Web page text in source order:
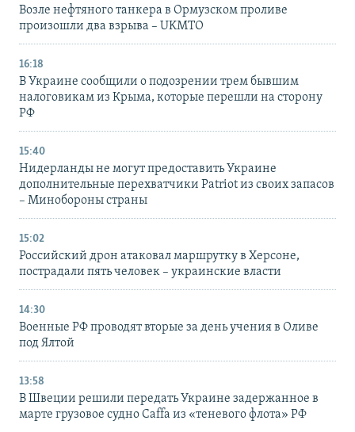
Возле нефтяного танкера в Ормузском проливе
произошли два взрыва – UKMTO
16:18
В Украине сообщили о подозрении трем бывшим
налоговикам из Крыма, которые перешли на сторону
РФ
15:40
Нидерланды не могут предоставить Украине
дополнительные перехватчики Patriot из своих запасов
– Минобороны страны
15:02
Российский дрон атаковал маршрутку в Херсоне,
пострадали пять человек – украинские власти
14:30
Военные РФ проводят вторые за день учения в Оливе
под Ялтой
13:58
В Швеции решили передать Украине задержанное в
марте грузовое судно Caffa из «теневого флота» РФ